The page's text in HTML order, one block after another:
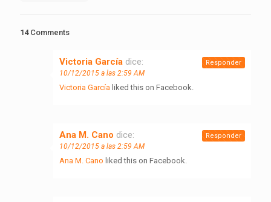
14 Comments
Victoria García dice:
10/12/2015 a las 2:59 AM
Victoria García liked this on Facebook.
Responder
Ana M. Cano dice:
10/12/2015 a las 2:59 AM
Ana M. Cano liked this on Facebook.
Responder